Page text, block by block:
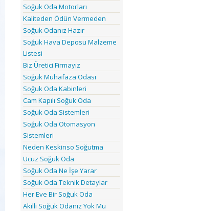
Soğuk Oda Motorları
Kaliteden Ödün Vermeden
Soğuk Odanız Hazır
Soğuk Hava Deposu Malzeme
Listesi
Biz Üretici Firmayız
Soğuk Muhafaza Odası
Soğuk Oda Kabinleri
Cam Kapılı Soğuk Oda
Soğuk Oda Sistemleri
Soğuk Oda Otomasyon
Sistemleri
Neden Keskinso Soğutma
Ucuz Soğuk Oda
Soğuk Oda Ne İşe Yarar
Soğuk Oda Teknik Detaylar
Her Eve Bir Soğuk Oda
Akıllı Soğuk Odanız Yok Mu